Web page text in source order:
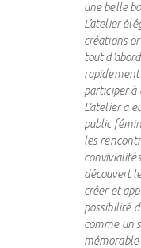
une belle
L’atelier
créations
tout
participer à
L’atelier a
public
les
découvert
créer et
possibilité
comme un
mémorable